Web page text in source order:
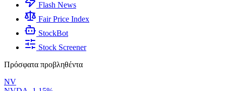
Flash News
Fair Price Index
StockBot
Stock Screener
Πρόσφατα προβληθέντα
NV